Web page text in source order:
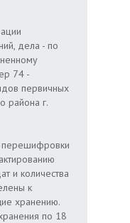
дела - по
74 -
первичных
района г.
перешифровки
и количества
к
хранению.
по 18